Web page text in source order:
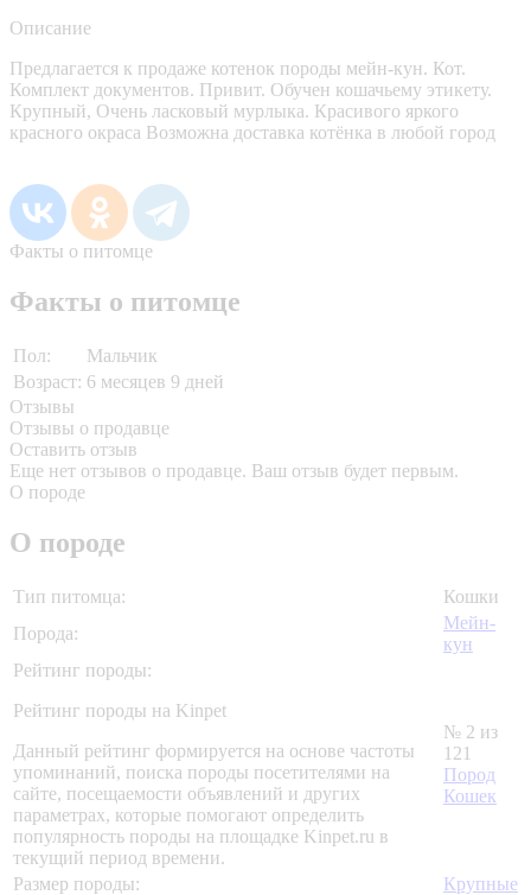
Описание
Предлагается к продаже котенок породы мейн-кун. Кот.
Комплект документов. Привит. Обучен кошачьему этикету.
Крупный, Очень ласковый мурлыка. Красивого яркого
красного окраса Возможна доставка котёнка в любой город
Факты о питомце
Факты о питомце
Пол:
Мальчик
Возраст: 6 месяцев 9 дней
Отзывы
Отзывы о продавце
Оставить отзыв
Еще нет отзывов о продавце. Ваш отзыв будет первым.
О породе
О породе
Тип питомца:
Кошки
Порода:
Мейн-
кун
Рейтинг породы:
Рейтинг породы на Kinpet
Данный рейтинг формируется на основе частоты
упоминаний, поиска породы посетителями на
сайте, посещаемости объявлений и других
параметрах, которые помогают определить
популярность породы на площадке Kinpet.ru в
текущий период времени.
№ 2 из
121
Пород
Кошек
Размер породы:
Крупные